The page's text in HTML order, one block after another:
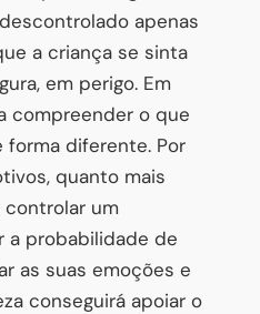
apenas
a criança se sinta
em perigo. Em
compreender o que
forma diferente. Por
quanto mais
um
a probabilidade de
as suas emoções e
conseguirá apoiar o